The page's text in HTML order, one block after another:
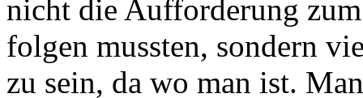
nicht die Aufforderung
folgen mussten, sondern
zu sein, da wo man ist.